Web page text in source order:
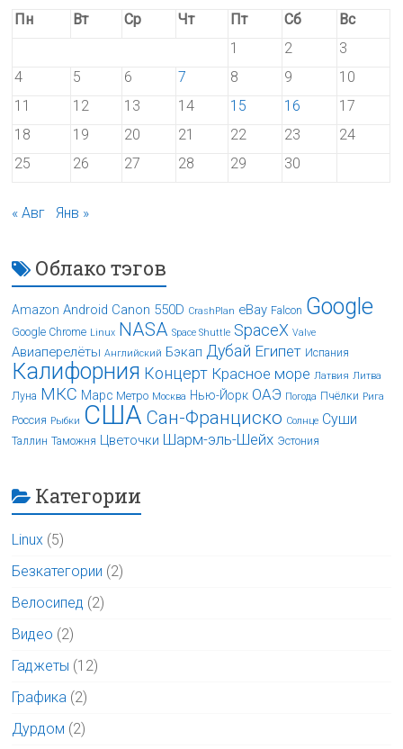
Пн Вт Ср Чт Пт Сб
Вс
1
2
3
4
5 6 7 8 9
10
11
12 13 14 15 16
17
18
19 20 21 22 23
24
25
26 27 28 29 30
« Авг Янв »
Облако тэгов
Amazon Android Canon 550D CrashPlan eBay Falcon Google
Google Chrome Linux NASA Space Shuttle SpaceX Valve
Авиаперелёты Английский Бэкап Дубай Египет Испания
Калифорния Концерт Красное море Латвия Литва
Луна МКС Марс Метро Москва Нью-Йорк ОАЭ Погода Пчёлки Рига
Россия Рыбки США Сан-Франциско Солнце Суши
Таллин Таможня Цветочки Шарм-эль-Шейх Эстония
Категории
Linux (5)
Безкатегории (2)
Велосипед (2)
Видео (2)
Гаджеты (12)
Графика (2)
Дурдом (2)